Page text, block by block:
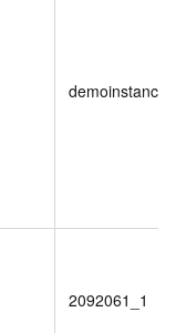
demoinstance1
2092061_1